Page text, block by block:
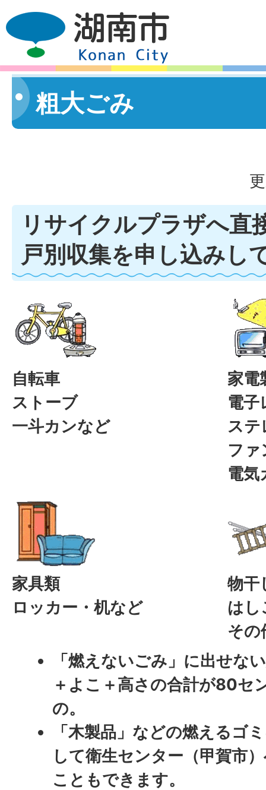
粗大ごみ
リサイクルプラザへ直
戸別収集を申し込みし
自転車
ストーブ
一斗カンなど
家電
電子
ステ
ファ
電気
家具類
ロッカー・机など
物干
はし
その
「燃えないごみ」に出せな
＋よこ＋高さの合計が80セ
の。
「木製品」などの燃えるゴ
して衛生センター（甲賀市
こともできます。